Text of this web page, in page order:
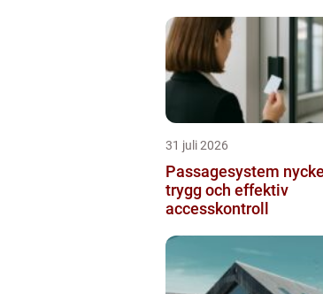
31 juli 2026
Passagesystem nyckeln till
trygg och effektiv
accesskontroll